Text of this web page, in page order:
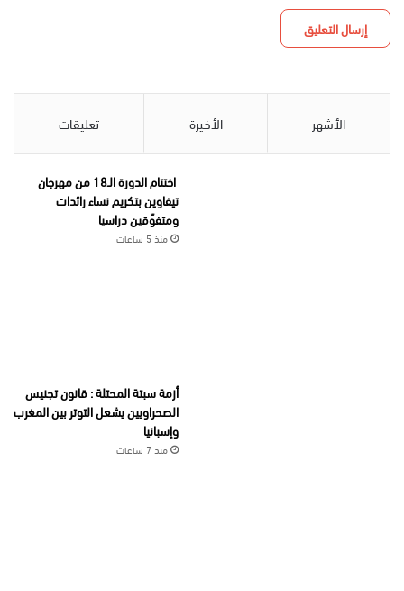
الأشهر الأخيرة تعليقات
اختتام الدورة الـ18 من مهرجان
تيفاوين بتكريم نساء رائدات
ومتفوّقين دراسيا
منذ 5 ساعات
أزمة سبتة المحتلة : قانون تجنيس
الصحراويين يشعل التوتر بين المغرب
وإسبانيا
منذ 7 ساعات